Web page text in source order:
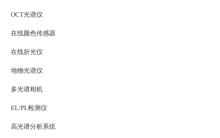
OCT光谱仪
在线颜色传感器
在线折光仪
地物光谱仪
多光谱相机
EL/PL检测仪
高光谱分析系统